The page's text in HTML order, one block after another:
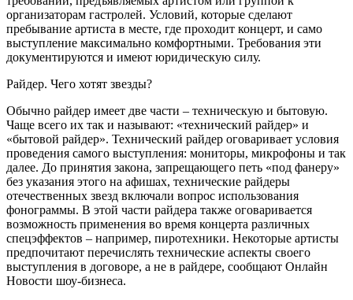
организаторам гастролей. Условий, которые сделают
пребывание артиста в месте, где проходит концерт, и само
выступление максимально комфортными. Требования эти
документируются и имеют юридическую силу.
Райдер. Чего хотят звезды?
Обычно райдер имеет две части – техническую и бытовую.
Чаще всего их так и называют: «технический райдер» и
«бытовой райдер». Технический райдер оговаривает условия
проведения самого выступления: мониторы, микрофоны и так
далее. До принятия закона, запрещающего петь «под фанеру»
без указания этого на афишах, технические райдеры
отечественных звезд включали вопрос использования
фонограммы. В этой части райдера также оговаривается
возможность применения во время концерта различных
спецэффектов – например, пиротехники. Некоторые артисты
предпочитают перечислять технические аспекты своего
выступления в договоре, а не в райдере, сообщают Онлайн
Новости шоу-бизнеса.